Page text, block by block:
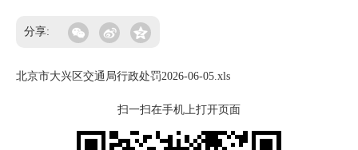
分享:
北京市大兴区交通局行政处罚2026-06-05.xls
扫一扫在手机上打开页面